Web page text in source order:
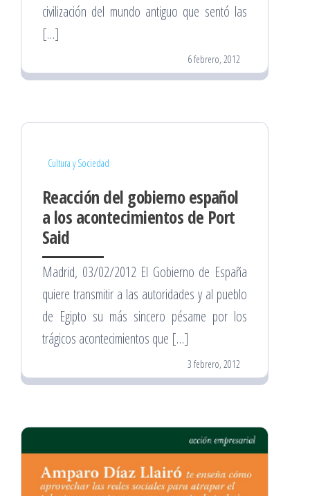
civilización del mundo antiguo que sentó las
[…]
6 febrero, 2012
Cultura y Sociedad
Reacción del gobierno español
a los acontecimientos de Port
Said
Madrid, 03/02/2012 El Gobierno de España
quiere transmitir a las autoridades y al pueblo
de Egipto su más sincero pésame por los
trágicos acontecimientos que […]
3 febrero, 2012